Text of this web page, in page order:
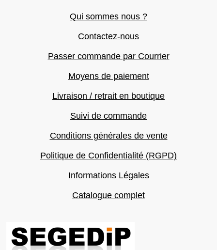
Qui sommes nous ?
Contactez-nous
Passer commande par Courrier
Moyens de paiement
Livraison / retrait en boutique
Suivi de commande
Conditions générales de vente
Politique de Confidentialité (RGPD)
Informations Légales
Catalogue complet